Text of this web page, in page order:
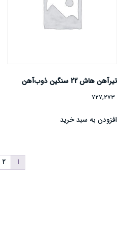
هاش 22 سنگین ذوب‌آهن
به سبد خرید
1
2